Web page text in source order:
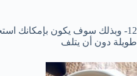
12- وبذلك سوف يكون بإمكانك
طويلة دون أن يتلف